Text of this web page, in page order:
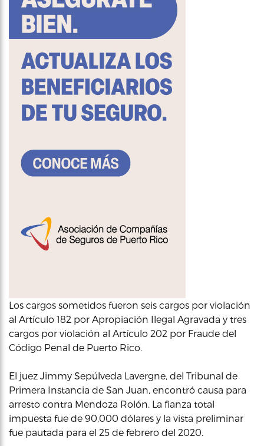
Los cargos sometidos fueron seis cargos por violación
al Artículo 182 por Apropiación Ilegal Agravada y tres
cargos por violación al Artículo 202 por Fraude del
Código Penal de Puerto Rico.
El juez Jimmy Sepúlveda Lavergne, del Tribunal de
Primera Instancia de San Juan, encontró causa para
arresto contra Mendoza Rolón. La fianza total
impuesta fue de 90,000 dólares y la vista preliminar
fue pautada para el 25 de febrero del 2020.